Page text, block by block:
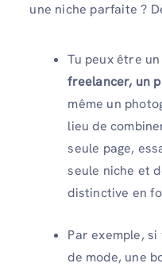
une niche parfaite ?
Tu peux être un
freelancer, un
même un
lieu de
seule page,
seule niche et
distinctive en
Par exemple,
de mode, une